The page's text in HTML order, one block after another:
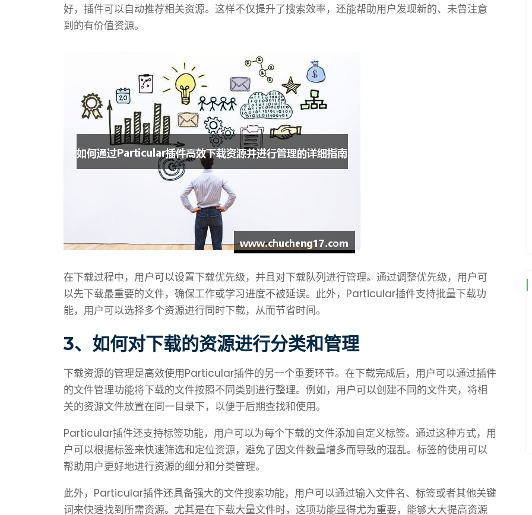
好，插件可以自动推荐相关资源。这样不仅提升了搜索效率，还能帮助用户发现新的、未曾注意
到的有价值资源。
在下载过程中，用户可以设置下载优先级，并且对下载队列进行管理。通过调整优先级，用户可
以先下载最重要的文件，确保工作或学习进度不被延误。此外，Particular插件支持批量下载功
能，用户可以选择多个资源进行同时下载，从而节省时间。
3、如何对下载的资源进行分类和管理
下载资源的管理是高效使用Particular插件的另一个重要环节。在下载完成后，用户可以通过插件
的文件管理功能将下载的文件按照不同类别进行整理。例如，用户可以创建不同的文件夹，将相
关的资源文件放置在同一目录下，以便于后期查找和使用。
Particular插件还支持标签功能，用户可以为每个下载的文件添加自定义标签。通过这种方式，用
户可以根据标签来快速筛选和定位资源，避免了因文件数量增多而导致的混乱。标签的使用可以
帮助用户更好地进行资源的细分和分类管理。
此外，Particular插件还具备强大的文件搜索功能，用户可以通过输入文件名、标签或者其他关键
词来快速找到所需资源。尤其是在下载大量文件时，这项功能显得尤为重要，能够大大提高资源